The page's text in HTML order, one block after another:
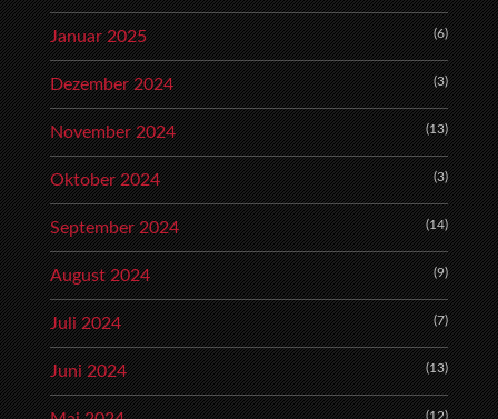
Januar 2025 (6)
Dezember 2024 (3)
November 2024 (13)
Oktober 2024 (3)
September 2024 (14)
August 2024 (9)
Juli 2024 (7)
Juni 2024 (13)
(12)